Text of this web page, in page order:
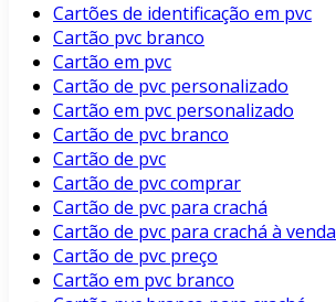
Cartões de identificação em pvc
Cartão pvc branco
Cartão em pvc
Cartão de pvc personalizado
Cartão em pvc personalizado
Cartão de pvc branco
Cartão de pvc
Cartão de pvc comprar
Cartão de pvc para crachá
Cartão de pvc para crachá à venda
Cartão de pvc preço
Cartão em pvc branco